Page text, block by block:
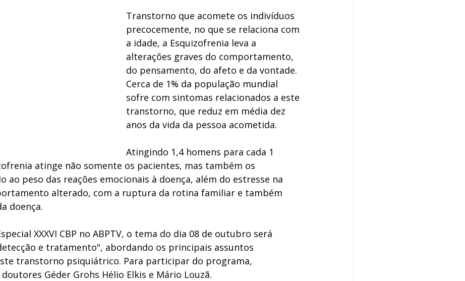
Transtorno que acomete os indivíduos
precocemente, no que se relaciona com
a idade, a Esquizofrenia leva a
alterações graves do comportamento,
do pensamento, do afeto e da vontade.
Cerca de 1% da população mundial
sofre com sintomas relacionados a este
transtorno, que reduz em média dez
anos da vida da pessoa acometida.
Atingindo 1,4 homens para cada 1
atinge não somente os pacientes, mas também os
ao peso das reações emocionais à doença, além do estresse na
alterado, com a ruptura da rotina familiar e também
doença.
XXXVI CBP no ABPTV, o tema do dia 08 de outubro será
e tratamento", abordando os principais assuntos
transtorno psiquiátrico. Para participar do programa,
Géder Grohs Hélio Elkis e Mário Louzã.